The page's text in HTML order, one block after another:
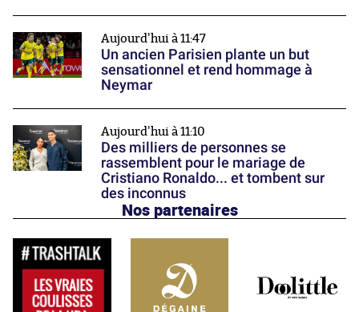
Aujourd'hui à 11:47
Un ancien Parisien plante un but
sensationnel et rend hommage à
Neymar
Aujourd'hui à 11:10
Des milliers de personnes se
rassemblent pour le mariage de
Cristiano Ronaldo... et tombent sur
des inconnus
Nos partenaires